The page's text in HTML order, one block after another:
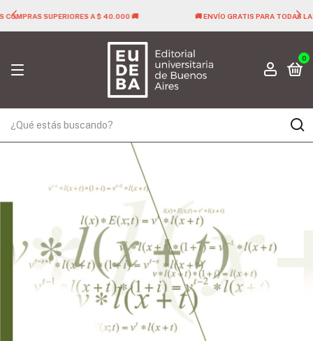
🚚 ENVÍO GRATIS PARA TODAS LAS COMPRAS SUPERIORES A $ 40.000 🚚
0